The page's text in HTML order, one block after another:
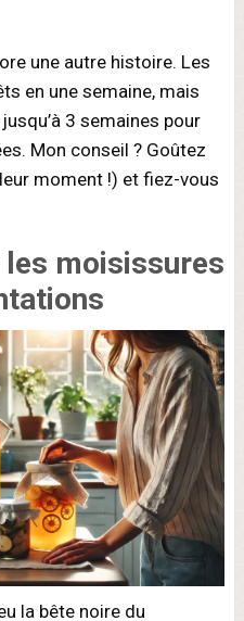
une autre histoire. Les
en une semaine, mais
3 semaines pour
Mon conseil ? Goûtez
moment !) et fiez-vous
moisissures
la bête noire du